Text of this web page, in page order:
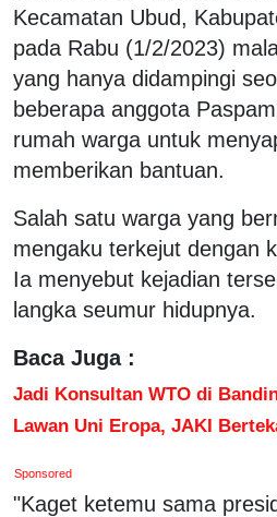
Kecamatan Ubud,
pada Rabu (1/2/2023)
yang hanya didampingi
beberapa anggota
rumah warga untuk
memberikan bantuan.
Salah satu warga yang
mengaku terkejut dengan
Ia menyebut kejadian
langka seumur hidupnya.
Baca Juga :
Jadi Konsultan WTO di
Lawan Uni Eropa, JAKI
Sponsored
"Kaget ketemu sama